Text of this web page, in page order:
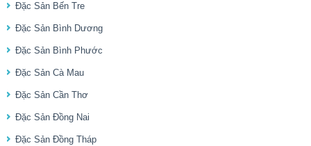
Đặc Sản Bến Tre
Đặc Sản Bình Dương
Đặc Sản Bình Phước
Đặc Sản Cà Mau
Đặc Sản Cần Thơ
Đặc Sản Đồng Nai
Đặc Sản Đồng Tháp